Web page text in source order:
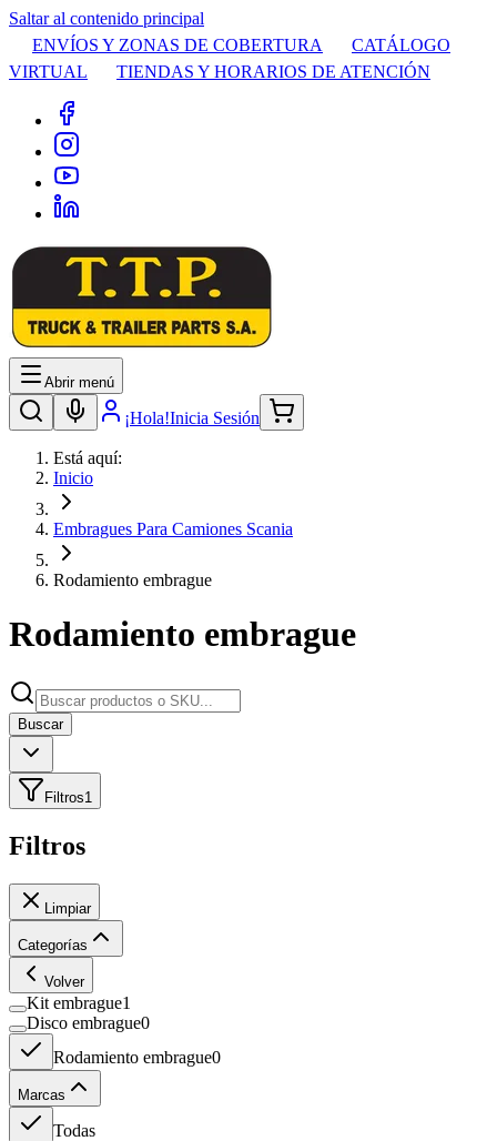
Saltar al contenido principal
ENVÍOS Y ZONAS DE COBERTURA
CATÁLOGO
VIRTUAL
TIENDAS Y HORARIOS DE ATENCIÓN
Abrir menú
¡Hola!Inicia Sesión
Está aquí:
Inicio
Embragues Para Camiones Scania
Rodamiento embrague
Rodamiento embrague
Buscar
Filtros1
Filtros
Limpiar
Categorías
Volver
Kit embrague1
Disco embrague0
Rodamiento embrague0
Marcas
Todas